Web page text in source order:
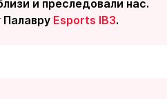
и преследовали нас.
Esports IB3.